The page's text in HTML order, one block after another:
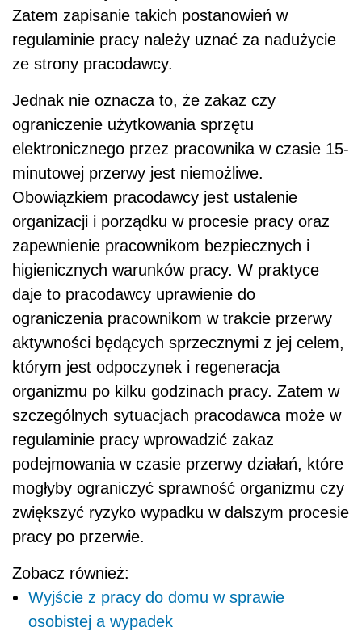
Zatem zapisanie takich postanowień w
regulaminie pracy należy uznać za nadużycie
ze strony pracodawcy.
Jednak nie oznacza to, że zakaz czy
ograniczenie użytkowania sprzętu
elektronicznego przez pracownika w czasie 15-
minutowej przerwy jest niemożliwe.
Obowiązkiem pracodawcy jest ustalenie
organizacji i porządku w procesie pracy oraz
zapewnienie pracownikom bezpiecznych i
higienicznych warunków pracy. W praktyce
daje to pracodawcy uprawienie do
ograniczenia pracownikom w trakcie przerwy
aktywności będących sprzecznymi z jej celem,
którym jest odpoczynek i regeneracja
organizmu po kilku godzinach pracy. Zatem w
szczególnych sytuacjach pracodawca może w
regulaminie pracy wprowadzić zakaz
podejmowania w czasie przerwy działań, które
mogłyby ograniczyć sprawność organizmu czy
zwiększyć ryzyko wypadku w dalszym procesie
pracy po przerwie.
Zobacz również:
Wyjście z pracy do domu w sprawie
osobistej a wypadek